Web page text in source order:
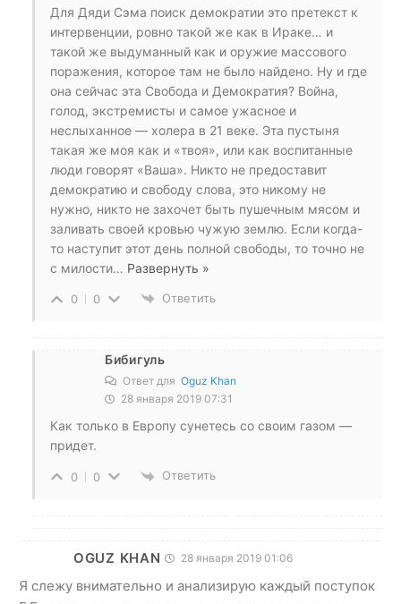
Для Дяди Сэма поиск демократии это претекст к
интервенции, ровно такой же как в Ираке… и
такой же выдуманный как и оружие массового
поражения, которое там не было найдено. Ну и где
она сейчас эта Свобода и Демократия? Война,
голод, экстремисты и самое ужасное и
неслыханное — холера в 21 веке. Эта пустыня
такая же моя как и «твоя», или как воспитанные
люди говорят «Ваша». Никто не предоставит
демократию и свободу слова, это никому не
нужно, никто не захочет быть пушечным мясом и
заливать своей кровью чужую землю. Если когда-
то наступит этот день полной свободы, то точно не
с милости… Развернуть »
0 0 Ответить
Бибигуль
Ответ для Oguz Khan
28 января 2019 07:31
Как только в Европу сунетесь со своим газом —
придет.
0 0 Ответить
OGUZ KHAN 28 января 2019 01:06
Я слежу внимательно и анализирую каждый поступок